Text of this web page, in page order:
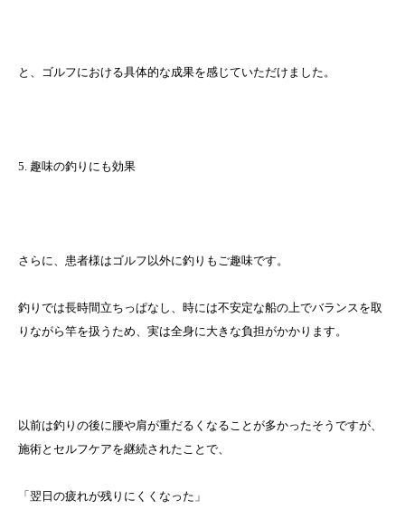
と、ゴルフにおける具体的な成果を感じていただけました。
5. 趣味の釣りにも効果
さらに、患者様はゴルフ以外に釣りもご趣味です。
釣りでは長時間立ちっぱなし、時には不安定な船の上でバランスを取
りながら竿を扱うため、実は全身に大きな負担がかかります。
以前は釣りの後に腰や肩が重だるくなることが多かったそうですが、
施術とセルフケアを継続されたことで、
「翌日の疲れが残りにくくなった」